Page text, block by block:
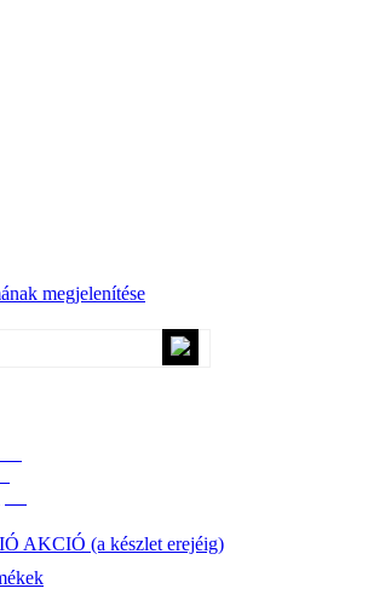
megjelenítése
AKCIÓ (a készlet erejéig)